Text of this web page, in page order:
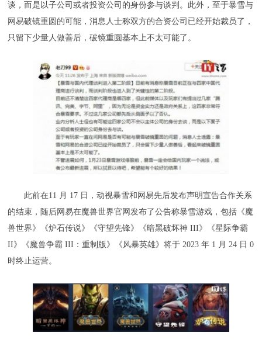
谈，而是以子公司或者投资公司的身份参与谈判。此外，至于暴雪与
网易破镜重圆的可能，消息人士称双方的合资公司已经开始裁员了，
只留下少量人做善后，破镜重圆基本上不太可能了。
此前在11 月 17 日，动视暴雪和网易先后发布声明宣告合作关系
的结束，随后网易在魔兽世界官网发布了公告称暴雪游戏，包括《魔
兽世界》《炉石传说》《守望先锋》《暗黑破坏神 III》《星际争霸
II》《魔兽争霸 III：重制版》《风暴英雄》将于 2023 年 1 月 24 日 0
时终止运营。